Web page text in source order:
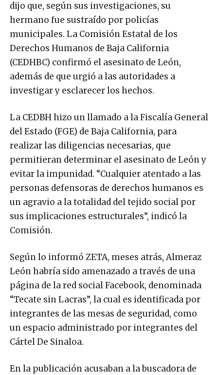
dijo que, según sus investigaciones, su
hermano fue sustraído por policías
municipales. La Comisión Estatal de los
Derechos Humanos de Baja California
(CEDHBC) confirmó el asesinato de León,
además de que urgió a las autoridades a
investigar y esclarecer los hechos.
La CEDBH hizo un llamado a la Fiscalía General
del Estado (FGE) de Baja California, para
realizar las diligencias necesarias, que
permitieran determinar el asesinato de León y
evitar la impunidad. “Cualquier atentado a las
personas defensoras de derechos humanos es
un agravio a la totalidad del tejido social por
sus implicaciones estructurales”, indicó la
Comisión.
Según lo informó ZETA, meses atrás, Almeraz
León habría sido amenazado a través de una
página de la red social Facebook, denominada
“Tecate sin Lacras”, la cual es identificada por
integrantes de las mesas de seguridad, como
un espacio administrado por integrantes del
Cártel De Sinaloa.
En la publicación acusaban a la buscadora de